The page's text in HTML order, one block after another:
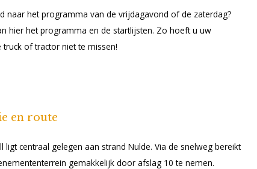
naar het programma van de vrijdagavond of de zaterdag?
hier het programma en de startlijsten. Zo hoeft u uw
truck of tractor niet te missen!
en route
ligt centraal gelegen aan strand Nulde. Via de snelweg bereikt
gemakkelijk door afslag 10 te nemen.